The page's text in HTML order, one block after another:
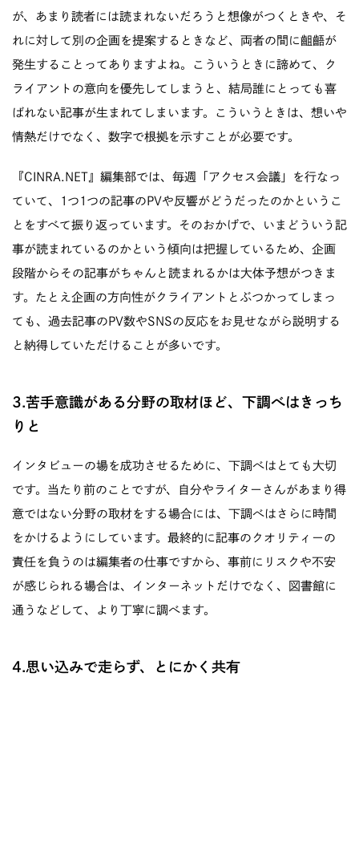
が、あまり読者には読まれないだろうと想像がつくときや、そ
れに対して別の企画を提案するときなど、両者の間に齟齬が
発生することってありますよね。こういうときに諦めて、ク
ライアントの意向を優先してしまうと、結局誰にとっても喜
ばれない記事が生まれてしまいます。こういうときは、想いや
情熱だけでなく、数字で根拠を示すことが必要です。
『CINRA.NET』編集部では、毎週「アクセス会議」を行なっ
ていて、1つ1つの記事のPVや反響がどうだったのかというこ
とをすべて振り返っています。そのおかげで、いまどういう記
事が読まれているのかという傾向は把握しているため、企画
段階からその記事がちゃんと読まれるかは大体予想がつきま
す。たとえ企画の方向性がクライアントとぶつかってしまっ
ても、過去記事のPV数やSNSの反応をお見せながら説明する
と納得していただけることが多いです。
3.苦手意識がある分野の取材ほど、下調べはきっち
りと
インタビューの場を成功させるために、下調べはとても大切
です。当たり前のことですが、自分やライターさんがあまり得
意ではない分野の取材をする場合には、下調べはさらに時間
をかけるようにしています。最終的に記事のクオリティーの
責任を負うのは編集者の仕事ですから、事前にリスクや不安
が感じられる場合は、インターネットだけでなく、図書館に
通うなどして、より丁寧に調べます。
4.思い込みで走らず、とにかく共有